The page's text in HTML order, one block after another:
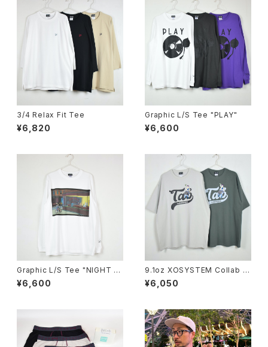
3/4 Relax Fit Tee
¥6,820
Graphic L/S Tee "PLAY"
¥6,600
Graphic L/S Tee "NIGHT H
AWKS"
¥6,600
9.1oz XOSYSTEM Collab T
ee "OYAZI PUNCH"
¥6,050